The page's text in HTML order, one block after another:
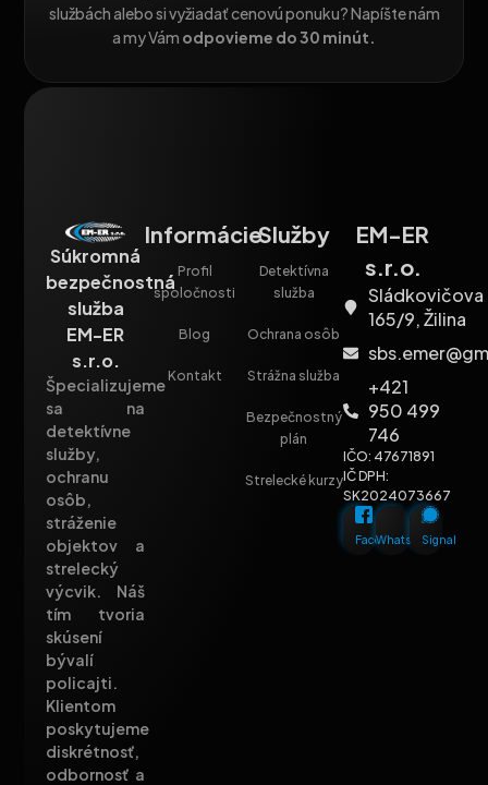
službách alebo si vyžiadať cenovú ponuku? Napíšte nám
a my Vám odpovieme do 30 minút.
Súkromná
bezpečnostná
služba
EM-ER
s.r.o.
Špecializujeme
sa na
detektívne
služby,
ochranu
osôb,
stráženie
objektov a
strelecký
výcvik. Náš
tím tvoria
skúsení
bývalí
policajti.
Klientom
poskytujeme
diskrétnosť,
odbornosť a
Informácie
Profil
spoločnosti
Blog
Kontakt
Služby
Detektívna
služba
Ochrana osôb
Strážna služba
Bezpečnostný
plán
Strelecké kurzy
EM-ER
s.r.o.
Sládkovičova
165/9, Žilina
+421
950 499
746
IČO: 47671891
IČ DPH:
SK2024073667
Facebook
WhatsappSignal